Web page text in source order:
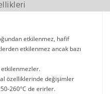
etkilenmez, hafif
etkilenmez ancak bazı
etkilenmezler.
özelliklerinde değişimler
260°C de erirler.